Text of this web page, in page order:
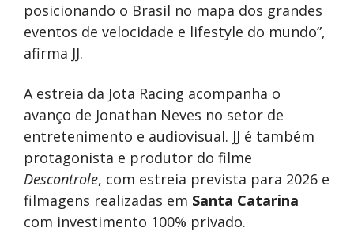
posicionando o Brasil no mapa dos grandes
eventos de velocidade e lifestyle do mundo”,
afirma JJ.
A estreia da Jota Racing acompanha o
avanço de Jonathan Neves no setor de
entretenimento e audiovisual. JJ é também
protagonista e produtor do filme
Descontrole, com estreia prevista para 2026 e
filmagens realizadas em Santa Catarina
com investimento 100% privado.